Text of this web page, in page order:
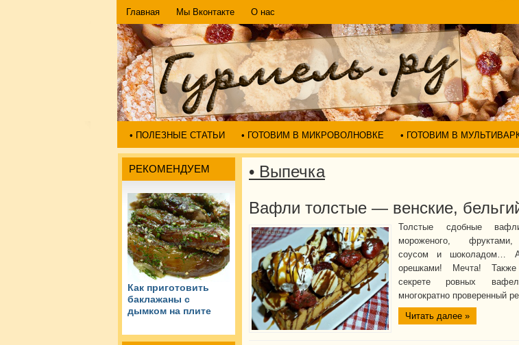
Главная Мы Вконтакте О нас
• ПОЛЕЗНЫЕ СТАТЬИ • ГОТОВИМ В МИКРОВОЛНОВКЕ • ГОТОВИМ В
РЕКОМЕНДУЕМ
Как приготовить
баклажаны с
дымком на плите
• Выпечка
Вафли толстые — венские,
Толстые сдобные
мороженого,
соусом и шоколадом…
орешками! Мечта!
секрете ровных
многократно проверенный
Читать далее »